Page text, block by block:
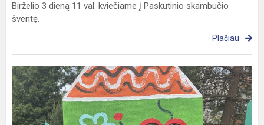
Birželio 3 dieną 11 val. kviečiame į Paskutinio skambučio
šventę.
Plačiau
„Kiemo
draugų“
šventė